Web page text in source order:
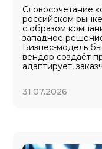
Словосочетание
российском
с образом
западное
Бизнес-модель
вендор создаёт
адаптирует,
31.07.2026